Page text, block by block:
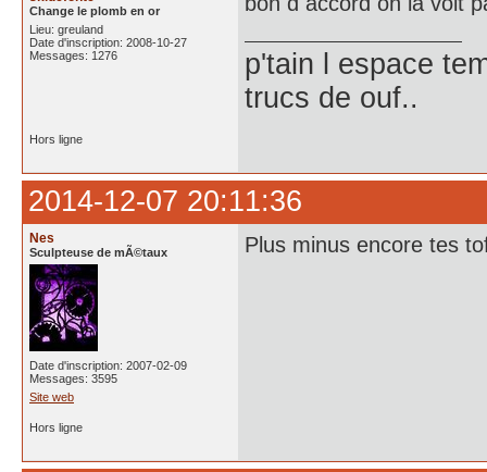
Change le plomb en or
Lieu: greuland
Date d'inscription: 2008-10-27
Messages: 1276
p'tain l espace
trucs de ouf..
Hors ligne
2014-12-07 20:11:36
Nes
Sculpteuse de mÃ©taux
Date d'inscription: 2007-02-09
Messages: 3595
Site web
Plus minus encore tes
Hors ligne